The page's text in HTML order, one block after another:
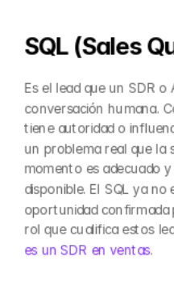
SQL (Sales
Es el lead que un SDR o
conversación humana.
tiene autoridad o
un problema real que la
momento es adecuado
disponible. El SQL ya
oportunidad confirmada
rol que cualifica estos
es un SDR en ventas.